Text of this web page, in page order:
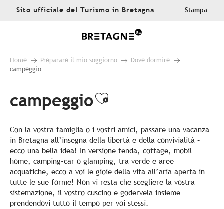
AllerSito ufficiale del Turismo in Bretagna Stampa
Home Preparare il mio soggiorno
Dove dormire
campeggio
campeggioAjouter aux
Con la vostra famiglia o i vostri amici, passare una vacanza
in Bretagna all’insegna della libertà e della convivialità –
ecco una bella idea! In versione tenda, cottage, mobil-
home, camping-car o glamping, tra verde e aree
acquatiche, ecco a voi le gioie della vita all’aria aperta in
tutte le sue forme! Non vi resta che scegliere la vostra
sistemazione, il vostro cuscino e godervela insieme
prendendovi tutto il tempo per voi stessi.